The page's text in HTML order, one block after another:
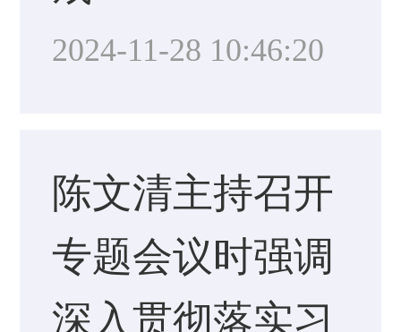
2024-11-28 10:46:20
陈文清主持召开
专题会议时强调
深入贯彻落实习